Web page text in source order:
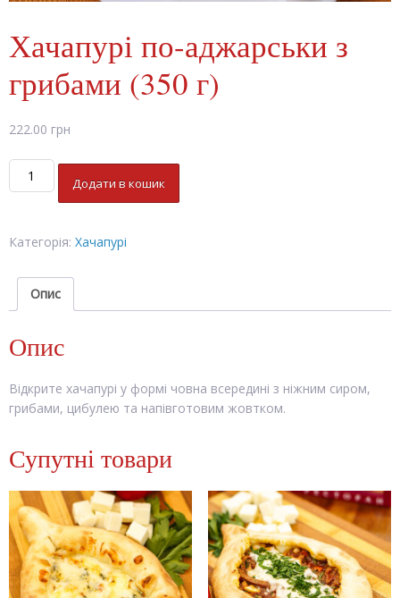
Хачапурі по-аджарськи з
грибами (350 г)
222.00 грн
Хачапурі
по-
аджарськи
грибами
кількість
Додати в кошик
Категорія: Хачапурі
Опис
Опис
Відкрите хачапурі у формі човна всередині з ніжним сиром,
грибами, цибулею та напівготовим жовтком.
Супутні товари